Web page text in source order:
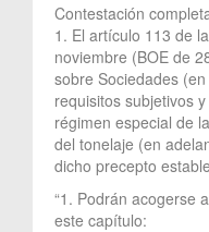
Contestación
1. El artículo 113 de
noviembre (BOE de
sobre Sociedades
requisitos subjetivos
régimen especial de
del tonelaje (en
dicho precepto
“1. Podrán acogerse
este capítulo: